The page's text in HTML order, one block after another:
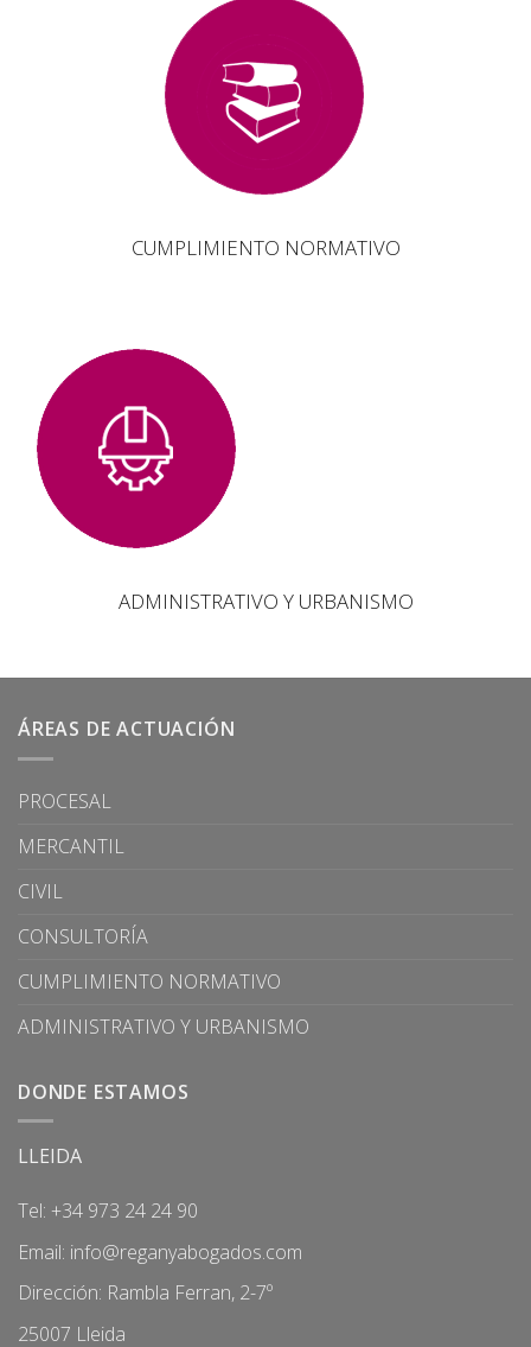
CUMPLIMIENTO NORMATIVO
ADMINISTRATIVO Y URBANISMO
ÁREAS DE ACTUACIÓN
PROCESAL
MERCANTIL
CIVIL
CONSULTORÍA
CUMPLIMIENTO NORMATIVO
ADMINISTRATIVO Y URBANISMO
DONDE ESTAMOS
LLEIDA
Tel: +34 973 24 24 90
Email: info@reganyabogados.com
Dirección: Rambla Ferran, 2-7º
25007 Lleida